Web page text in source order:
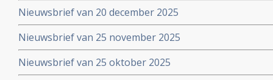
Nieuwsbrief van 20 december 2025
Nieuwsbrief van 25 november 2025
Nieuwsbrief van 25 oktober 2025